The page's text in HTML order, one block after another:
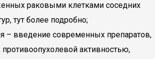
раковыми клетками соседних
тут более подробно;
– введение современных препаратов,
активностью,